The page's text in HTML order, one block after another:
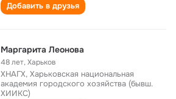
Добавить в друзья
Маргарита Леонова
48 лет,Харьков
ХНАГХ, Харьковская национальная
академия городского хозяйства (бывш.
ХИИКС)